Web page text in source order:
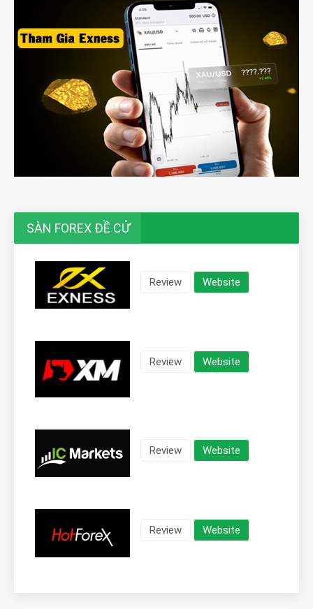
SÀN FOREX ĐỀ CỬ
Review Website
Review Website
Review Website
Review Website